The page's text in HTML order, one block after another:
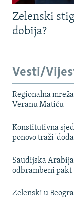
Zelenski
dobija?
Vesti/
Regionalna
Veranu Matiću
Konstitutivna
ponovo traži
Saudijska
odbrambeni pakt
Zelenski u